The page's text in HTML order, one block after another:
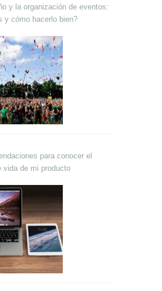
y la organización de eventos:
y cómo hacerlo bien?
para conocer el
vida de mi producto